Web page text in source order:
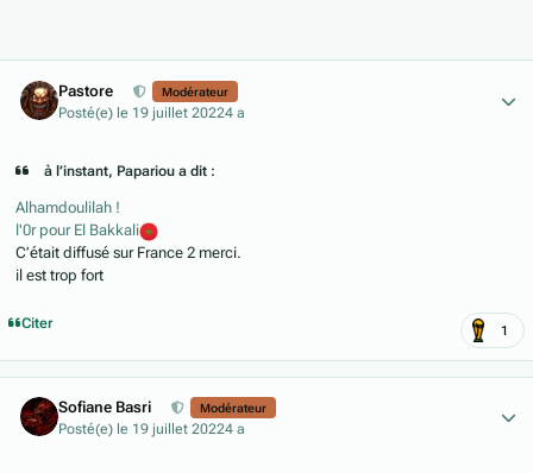
Pastore Modérateur
Posté(e) le 19 juillet 20224 a
à l’instant, Papariou a dit :
Alhamdoulilah !
l'0r pour El Bakkali
C’était diffusé sur France 2 merci.
il est trop fort
Citer 1
Sofiane Basri Modérateur
Posté(e) le 19 juillet 20224 a